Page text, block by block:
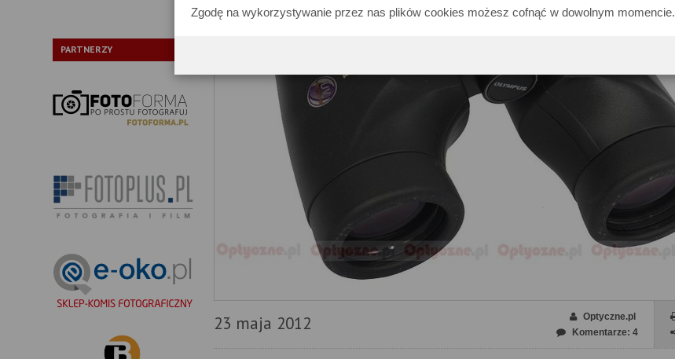
Zgodę na wykorzystywanie przez nas plików cookies możesz cofnąć w dowolnym momencie.
PARTNERZY
23 maja 2012
Optyczne.pl
Komentarze: 4